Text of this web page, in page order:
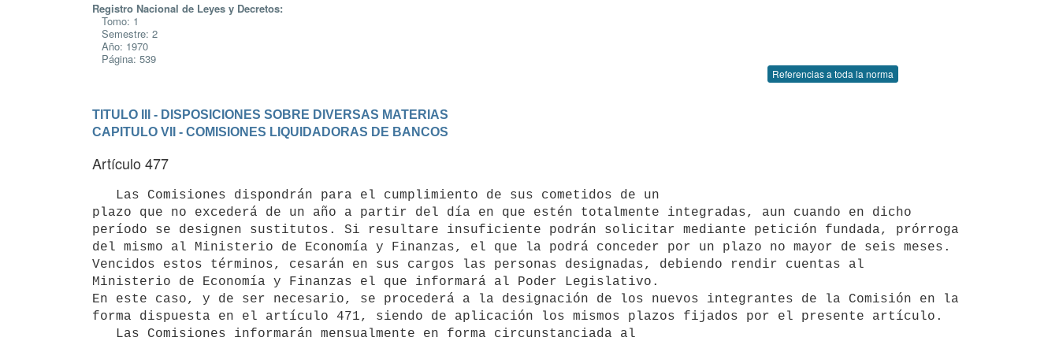
Registro Nacional de Leyes y Decretos:
Tomo: 1
Semestre: 2
Año: 1970
Página: 539
Referencias a toda la norma
TITULO III - DISPOSICIONES SOBRE DIVERSAS MATERIAS
CAPITULO VII - COMISIONES LIQUIDADORAS DE BANCOS
Artículo 477
plazo que no excederá de un año a partir del día en que estén totalmente integradas, aun cuando en dicho
período se designen sustitutos. Si resultare insuficiente podrán solicitar mediante petición fundada, prórroga
del mismo al Ministerio de Economía y Finanzas, el que la podrá conceder por un plazo no mayor de seis meses.
Vencidos estos términos, cesarán en sus cargos las personas designadas, debiendo rendir cuentas al
Ministerio de Economía y Finanzas el que informará al Poder Legislativo.
En este caso, y de ser necesario, se procederá a la designación de los nuevos integrantes de la Comisión en la
forma dispuesta en el artículo 471, siendo de aplicación los mismos plazos fijados por el presente artículo.